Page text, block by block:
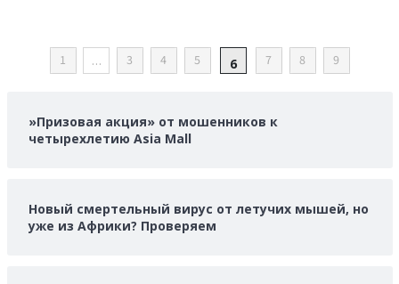
ПАГИНАЦИЯ
1 … 3 4 5 6 7 8 9
»Призовая акция» от мошенников к
четырехлетию Asia Mall
Новый смертельный вирус от летучих мышей, но
уже из Африки? Проверяем